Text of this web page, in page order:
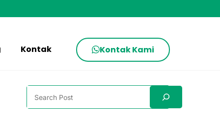
Kontak Kontak Kami
Search